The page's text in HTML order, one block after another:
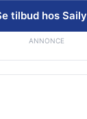
tilbud hos Saily
ANNONCE